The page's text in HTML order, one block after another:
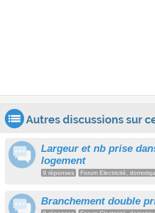
Autres discussions sur
Largeur et nb prise
logement
9 réponses Forum Electricité,
Branchement double